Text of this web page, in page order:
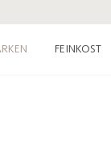
FEINKOST